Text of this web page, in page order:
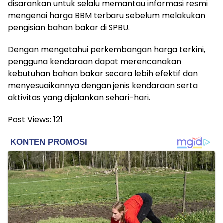
disarankan untuk selalu memantau informasi resmi
mengenai harga BBM terbaru sebelum melakukan
pengisian bahan bakar di SPBU.
Dengan mengetahui perkembangan harga terkini,
pengguna kendaraan dapat merencanakan
kebutuhan bahan bakar secara lebih efektif dan
menyesuaikannya dengan jenis kendaraan serta
aktivitas yang dijalankan sehari-hari.
Post Views: 121